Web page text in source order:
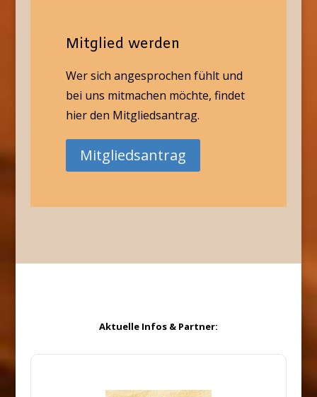
Mitglied werden
Wer sich angesprochen fühlt und
bei uns mitmachen möchte, findet
hier den Mitgliedsantrag.
Mitgliedsantrag
Aktuelle Infos & Partner: